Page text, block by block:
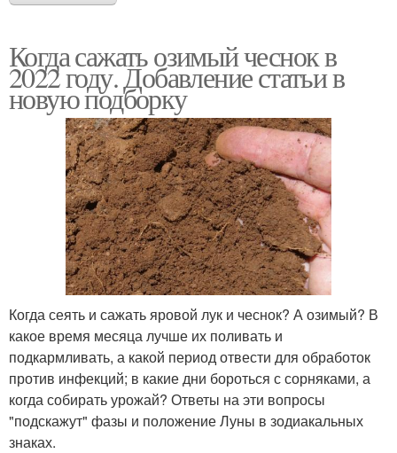
Когда сажать озимый чеснок в
2022 году. Добавление статьи в
новую подборку
Когда сеять и сажать яровой лук и чеснок? А озимый? В
какое время месяца лучше их поливать и
подкармливать, а какой период отвести для обработок
против инфекций; в какие дни бороться с сорняками, а
когда собирать урожай? Ответы на эти вопросы
"подскажут" фазы и положение Луны в зодиакальных
знаках.